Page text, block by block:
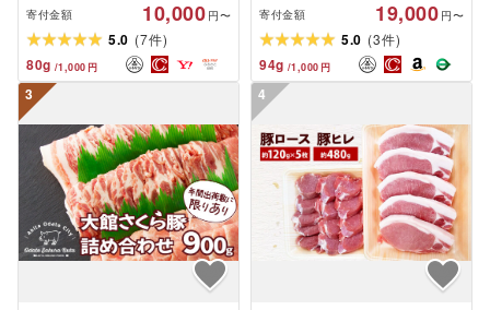
寄付金額 10,000 円〜
5.0 (7件)
80g /1,000 円
寄付金額 19,000 円〜
5.0 (3件)
94g /1,000 円
3 4